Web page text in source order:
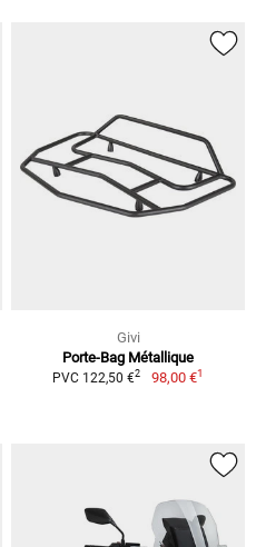
Givi
Porte-Bag Métallique
PVC 122,50 €2 98,00 €1